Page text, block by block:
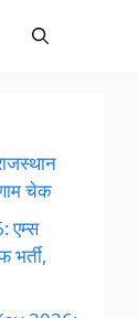
चेक
एम्स
भर्ती,